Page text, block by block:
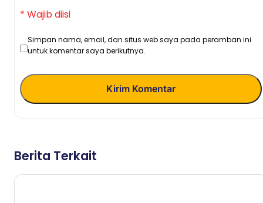
* Wajib diisi
Simpan nama, email, dan situs web saya pada peramban ini
untuk komentar saya berikutnya.
Kirim Komentar
Berita Terkait